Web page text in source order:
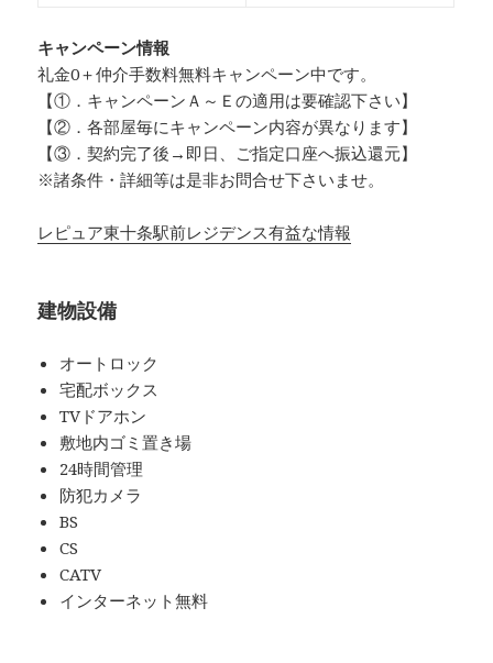
キャンペーン情報
礼金0＋仲介手数料無料キャンペーン中です。
【①．キャンペーンＡ～Ｅの適用は要確認下さい】
【②．各部屋毎にキャンペーン内容が異なります】
【③．契約完了後→即日、ご指定口座へ振込還元】
※諸条件・詳細等は是非お問合せ下さいませ。
レピュア東十条駅前レジデンス有益な情報
建物設備
オートロック
宅配ボックス
TVドアホン
敷地内ゴミ置き場
24時間管理
防犯カメラ
BS
CS
CATV
インターネット無料